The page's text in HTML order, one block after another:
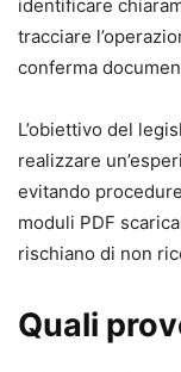
identificare
tracciare
conferma
L’obiettivo del
realizzare
evitando
moduli PDF
rischiano di non
Quali